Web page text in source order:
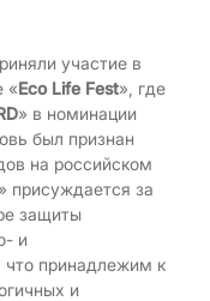
участие в
«Eco Life Fest», где
» в номинации
был признан
на российском
» присуждается за
защиты
и
принадлежим к
и